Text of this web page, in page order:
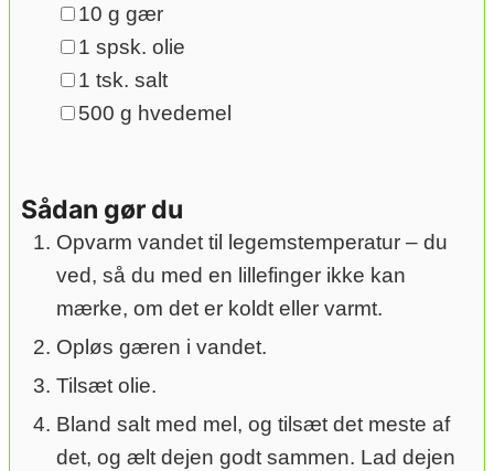
▢
10 g gær
▢
1 spsk. olie
▢
1 tsk. salt
▢
500 g hvedemel
Sådan gør du
Opvarm vandet til legemstemperatur – du
ved, så du med en lillefinger ikke kan
mærke, om det er koldt eller varmt.
Opløs gæren i vandet.
Tilsæt olie.
Bland salt med mel, og tilsæt det meste af
det, og ælt dejen godt sammen. Lad dejen